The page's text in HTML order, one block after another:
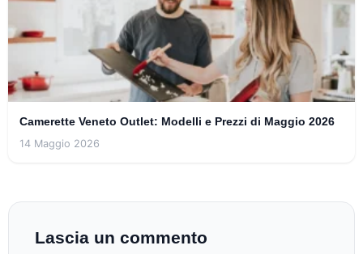
Camerette Veneto Outlet: Modelli e Prezzi di Maggio 2026
14 Maggio 2026
Lascia un commento